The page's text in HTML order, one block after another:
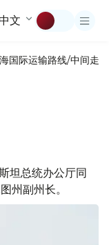
文
国际运输路线/中间走廊
坦总统办公厅同
州副州长。